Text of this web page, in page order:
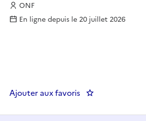
- FSE
Employeur :
ONF
En ligne depuis le 20 juillet 2026
Ajouter aux favoris : Responsable